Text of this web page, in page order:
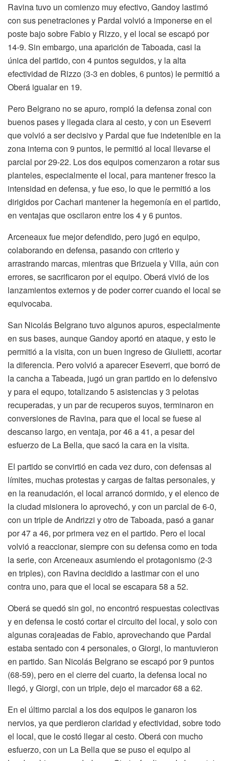
Ravina tuvo un comienzo muy efectivo, Gandoy lastimó
con sus penetraciones y Pardal volvió a imponerse en el
poste bajo sobre Fabio y Rizzo, y el local se escapó por
14-9. Sin embargo, una aparición de Taboada, casi la
única del partido, con 4 puntos seguidos, y la alta
efectividad de Rizzo (3-3 en dobles, 6 puntos) le permitió a
Oberá igualar en 19.
Pero Belgrano no se apuro, rompió la defensa zonal con
buenos pases y llegada clara al cesto, y con un Eseverri
que volvió a ser decisivo y Pardal que fue indetenible en la
zona interna con 9 puntos, le permitió al local llevarse el
parcial por 29-22. Los dos equipos comenzaron a rotar sus
planteles, especialmente el local, para mantener fresco la
intensidad en defensa, y fue eso, lo que le permitió a los
dirigidos por Cachari mantener la hegemonía en el partido,
en ventajas que oscilaron entre los 4 y 6 puntos.
Arceneaux fue mejor defendido, pero jugó en equipo,
colaborando en defensa, pasando con criterio y
arrastrando marcas, mientras que Brizuela y Villa, aún con
errores, se sacrificaron por el equipo. Oberá vivió de los
lanzamientos externos y de poder correr cuando el local se
equivocaba.
San Nicolás Belgrano tuvo algunos apuros, especialmente
en sus bases, aunque Gandoy aportó en ataque, y esto le
permitió a la visita, con un buen ingreso de Giulietti, acortar
la diferencia. Pero volvió a aparecer Eseverri, que borró de
la cancha a Tabeada, jugó un gran partido en lo defensivo
y para el equpo, totalizando 5 asistencias y 3 pelotas
recuperadas, y un par de recuperos suyos, terminaron en
conversiones de Ravina, para que el local se fuese al
descanso largo, en ventaja, por 46 a 41, a pesar del
esfuerzo de La Bella, que sacó la cara en la visita.
El partido se convirtió en cada vez duro, con defensas al
límites, muchas protestas y cargas de faltas personales, y
en la reanudación, el local arrancó dormido, y el elenco de
la ciudad misionera lo aprovechó, y con un parcial de 6-0,
con un triple de Andrizzi y otro de Taboada, pasó a ganar
por 47 a 46, por primera vez en el partido. Pero el local
volvió a reaccionar, siempre con su defensa como en toda
la serie, con Arceneaux asumiendo el protagonismo (2-3
en triples), con Ravina decidido a lastimar con el uno
contra uno, para que el local se escapara 58 a 52.
Oberá se quedó sin gol, no encontró respuestas colectivas
y en defensa le costó cortar el circuito del local, y solo con
algunas corajeadas de Fabio, aprovechando que Pardal
estaba sentado con 4 personales, o Giorgi, lo mantuvieron
en partido. San Nicolás Belgrano se escapó por 9 puntos
(68-59), pero en el cierre del cuarto, la defensa local no
llegó, y Giorgi, con un triple, dejo el marcador 68 a 62.
En el último parcial a los dos equipos le ganaron los
nervios, ya que perdieron claridad y efectividad, sobre todo
el local, que le costó llegar al cesto. Oberá con mucho
esfuerzo, con un La Bella que se puso el equipo al